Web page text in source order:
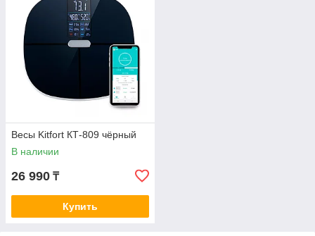
Весы Kitfort КТ-809 чёрный
В наличии
26 990 ₸
Купить